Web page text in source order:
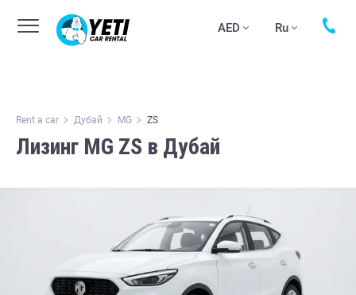
AED Ru
Rent a car Дубай MG ZS
Лизинг MG ZS в Дубай